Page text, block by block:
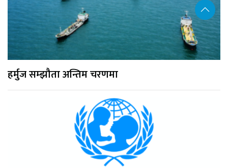
हर्मुज सम्झौता अन्तिम चरणमा